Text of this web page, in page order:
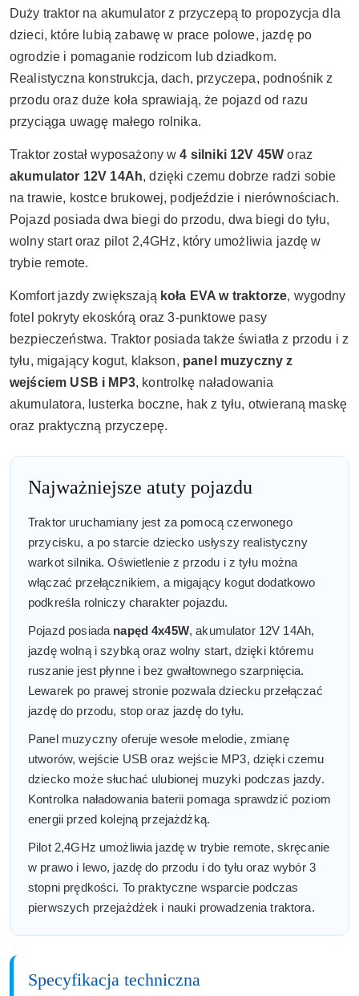
Duży traktor na akumulator z przyczepą to propozycja dla
dzieci, które lubią zabawę w prace polowe, jazdę po
ogrodzie i pomaganie rodzicom lub dziadkom.
Realistyczna konstrukcja, dach, przyczepa, podnośnik z
przodu oraz duże koła sprawiają, że pojazd od razu
przyciąga uwagę małego rolnika.
Traktor został wyposażony w4 silniki 12V 45W oraz
akumulator 12V 14Ah, dzięki czemu dobrze radzi sobie
na trawie, kostce brukowej, podjeździe i nierównościach.
Pojazd posiada dwa biegi do przodu, dwa biegi do tyłu,
wolny start oraz pilot 2,4GHz, który umożliwia jazdę w
trybie remote.
Komfort jazdy zwiększają koła EVA w traktorze, wygodny
fotel pokryty ekoskórą oraz 3-punktowe pasy
bezpieczeństwa. Traktor posiada także światła z przodu i z
tyłu, migający kogut, klakson, panel muzyczny z
wejściem USB i MP3, kontrolkę naładowania
akumulatora, lusterka boczne, hak z tyłu, otwieraną maskę
oraz praktyczną przyczepę.
Najważniejsze atuty pojazdu
Traktor uruchamiany jest za pomocą czerwonego
przycisku, a po starcie dziecko usłyszy realistyczny
warkot silnika. Oświetlenie z przodu i z tyłu można
włączać przełącznikiem, a migający kogut dodatkowo
podkreśla rolniczy charakter pojazdu.
Pojazd posiada napęd 4x45W, akumulator 12V 14Ah,
jazdę wolną i szybką oraz wolny start, dzięki któremu
ruszanie jest płynne i bez gwałtownego szarpnięcia.
Lewarek po prawej stronie pozwala dziecku przełączać
jazdę do przodu, stop oraz jazdę do tyłu.
Panel muzyczny oferuje wesołe melodie, zmianę
utworów, wejście USB oraz wejście MP3, dzięki czemu
dziecko może słuchać ulubionej muzyki podczas jazdy.
Kontrolka naładowania baterii pomaga sprawdzić poziom
energii przed kolejną przejażdżką.
Pilot 2,4GHz umożliwia jazdę w trybie remote, skręcanie
w prawo i lewo, jazdę do przodu i do tyłu oraz wybór 3
stopni prędkości. To praktyczne wsparcie podczas
pierwszych przejażdżek i nauki prowadzenia traktora.
Specyfikacja techniczna